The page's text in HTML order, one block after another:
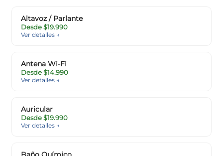
Altavoz / Parlante
Desde $19.990
Ver detalles →
Antena Wi-Fi
Desde $14.990
Ver detalles →
Auricular
Desde $19.990
Ver detalles →